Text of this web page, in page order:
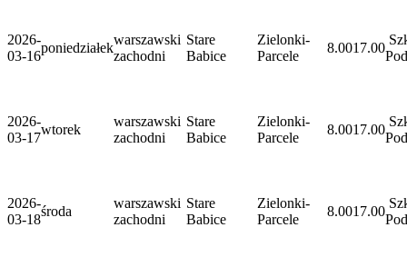
2026-
03-16
poniedziałek
warszawski
zachodni
Stare
Babice
Zielonki-
Parcele
8.0017.00
2026-
03-17
wtorek
warszawski
zachodni
Stare
Babice
Zielonki-
Parcele
8.0017.00
2026-
03-18
środa
warszawski
zachodni
Stare
Babice
Zielonki-
Parcele
8.0017.00